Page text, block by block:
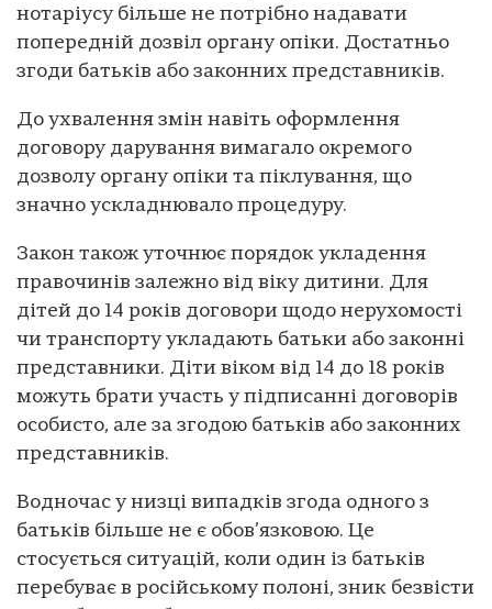
нотаріусу більше не потрібно надавати
попередній дозвіл органу опіки. Достатньо
згоди батьків або законних представників.
До ухвалення змін навіть оформлення
договору дарування вимагало окремого
дозволу органу опіки та піклування, що
значно ускладнювало процедуру.
Закон також уточнює порядок укладення
правочинів залежно від віку дитини. Для
дітей до 14 років договори щодо нерухомості
чи транспорту укладають батьки або законні
представники. Діти віком від 14 до 18 років
можуть брати участь у підписанні договорів
особисто, але за згодою батьків або законних
представників.
Водночас у низці випадків згода одного з
батьків більше не є обов’язковою. Це
стосується ситуацій, коли один із батьків
перебуває в російському полоні, зник безвісти